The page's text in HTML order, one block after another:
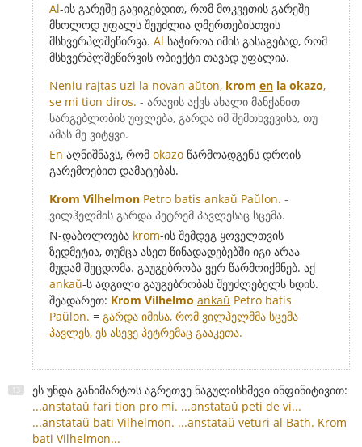
Al-ის გარეშე გავიგებდით, რომ მოკვეთის გარეშე
მხოლოდ უფალს შეუძლია ღმერთებისთვის
მსხვერპლშეწირვა. Al საჭიროა იმის გასაგებად, რომ
მსხვერპლშეწირვის ობიექტი თავად უფალია.
Neniu rajtas uzi la novan aŭton, krom en la okazo,
se mi tion diros. - არავის აქვს ახალი მანქანით
სარგებლობის უფლება, გარდა იმ შემთხვევისა, თუ
ამას მე ვიტყვი.
En აღნიშნავს, რომ okazo წარმოადგენს დროის
გარემოებით დამატებას.
Krom Vilhelmon Petro batis ankaŭ Paŭlon. -
ვილჰელმის გარდა პეტრემ პავლესაც სცემა.
N-დაბოლოება krom-ის შემდეგ ყოველთვის
ზედმეტია, თუმცა ასეთ წინადადებებში იგი არაა
მუდამ შეცდომა. გაუგებრობა ვერ წარმოიქმნებ. აქ
ankaŭ-ს ადგილი გაუგებრობას შეუძლებელს ხდის.
შეადარეთ: Krom Vilhelmo ankaŭ Petro batis
Paŭlon. = გარდა იმისა, რომ ვილჰელმმა სცემა
პავლეს, ეს ასევე პეტრემაც გააკეთა.
ეს უნდა განიმარტოს აგრეთვე ნაგულისხმევი ინფინიტივით:
...anstataŭ fari tion pro mi. ...anstataŭ peti de vi...
...anstataŭ bati Vilhelmon. ...anstataŭ veturi al Bath. Krom
bati Vilhelmon...